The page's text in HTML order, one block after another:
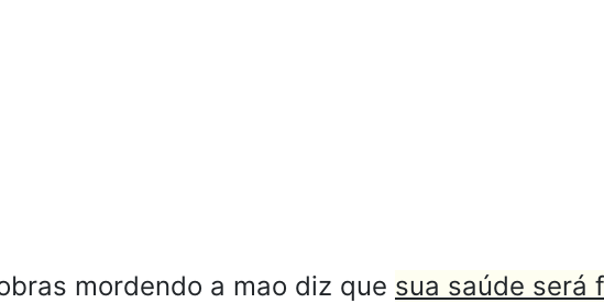
mordendo a mao diz que sua saúde será